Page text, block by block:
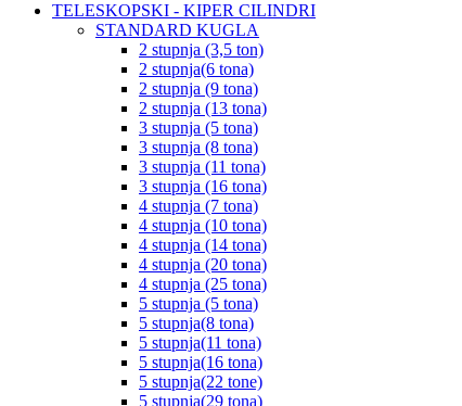
TELESKOPSKI - KIPER CILINDRI
STANDARD KUGLA
2 stupnja (3,5 ton)
2 stupnja(6 tona)
2 stupnja (9 tona)
2 stupnja (13 tona)
3 stupnja (5 tona)
3 stupnja (8 tona)
3 stupnja (11 tona)
3 stupnja (16 tona)
4 stupnja (7 tona)
4 stupnja (10 tona)
4 stupnja (14 tona)
4 stupnja (20 tona)
4 stupnja (25 tona)
5 stupnja (5 tona)
5 stupnja(8 tona)
5 stupnja(11 tona)
5 stupnja(16 tona)
5 stupnja(22 tone)
5 stupnja(29 tona)